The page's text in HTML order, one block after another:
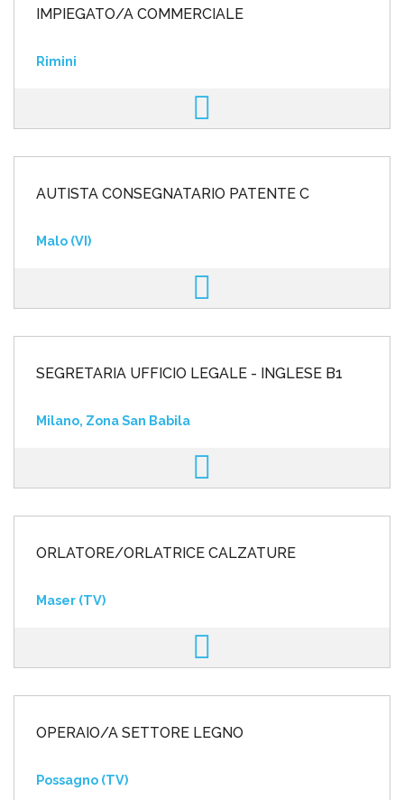
IMPIEGATO/A COMMERCIALE
Rimini
AUTISTA CONSEGNATARIO PATENTE C
Malo (VI)
SEGRETARIA UFFICIO LEGALE - INGLESE B1
Milano, Zona San Babila
ORLATORE/ORLATRICE CALZATURE
Maser (TV)
OPERAIO/A SETTORE LEGNO
Possagno (TV)